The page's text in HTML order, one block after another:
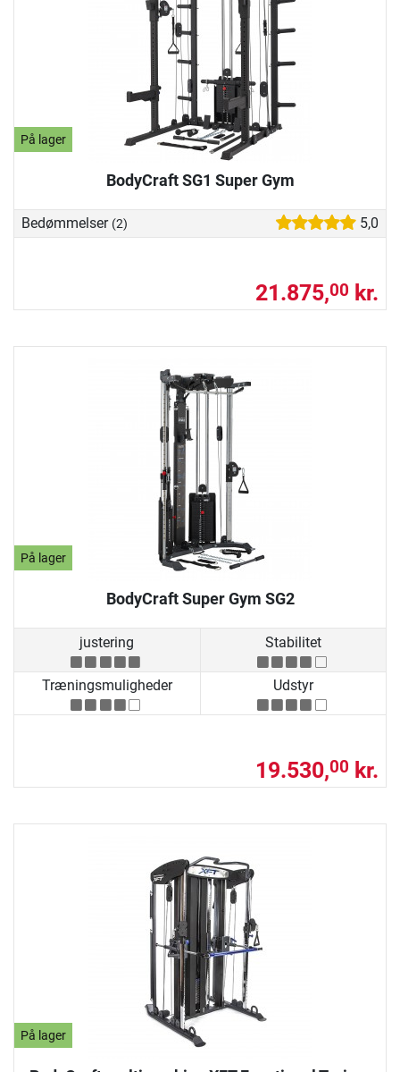
På lager
BodyCraft SG1 Super Gym
Bedømmelser (2) 5,0
21.875,00 kr.
På lager
BodyCraft Super Gym SG2
justering Stabilitet
Træningsmuligheder Udstyr
19.530,00 kr.
På lager